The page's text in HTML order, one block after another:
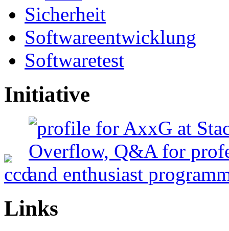
Sicherheit
Softwareentwicklung
Softwaretest
Initiative
Links